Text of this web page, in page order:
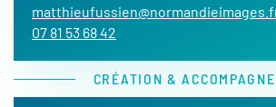
07 81 53 68 42
CRÉATION &